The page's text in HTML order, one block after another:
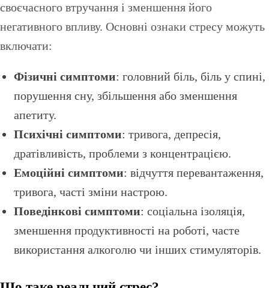
своєчасного втручання і зменшення його
негативного впливу. Основні ознаки стресу можуть
включати:
Фізичні симптоми: головний біль, біль у спині,
порушення сну, збільшення або зменшення
апетиту.
Психічні симптоми: тривога, депресія,
дратівливість, проблеми з концентрацією.
Емоційні симптоми: відчуття перевантаження,
тривога, часті зміни настрою.
Поведінкові симптоми: соціальна ізоляція,
зменшення продуктивності на роботі, часте
використання алкоголю чи інших стимуляторів.